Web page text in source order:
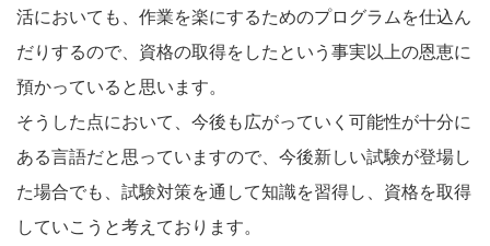
活においても、作業を楽にするためのプログラムを仕込ん
だりするので、資格の取得をしたという事実以上の恩恵に
預かっていると思います。
そうした点において、今後も広がっていく可能性が十分に
ある言語だと思っていますので、今後新しい試験が登場し
た場合でも、試験対策を通して知識を習得し、資格を取得
していこうと考えております。